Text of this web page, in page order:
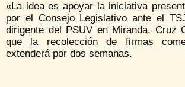
«La idea es apoyar la iniciativa
por el Consejo Legislativo ante el
dirigente del PSUV en Miranda, Cruz
que la recolección de firmas
extenderá por dos semanas.